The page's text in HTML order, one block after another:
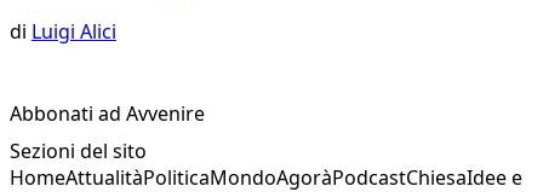
di Luigi Alici
Abbonati ad Avvenire
Sezioni del sito
HomeAttualitàPoliticaMondoAgoràPodcastChiesaIdee e